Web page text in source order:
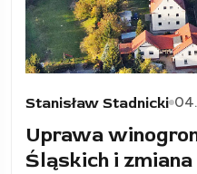
Stanisław Stadnicki
Uprawa
Śląskich i